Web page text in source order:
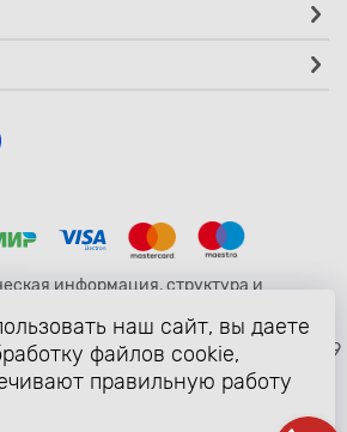
информация, структура и
защищены российскими и
и соглашениями об охране
собственности (статьи 1259
право» Гражданского Кодекса
18 декабря 2006 года N 230-ФЗ).
сайта разрешено только с
наш сайт, вы даете
файлов cookie,
правильную работу